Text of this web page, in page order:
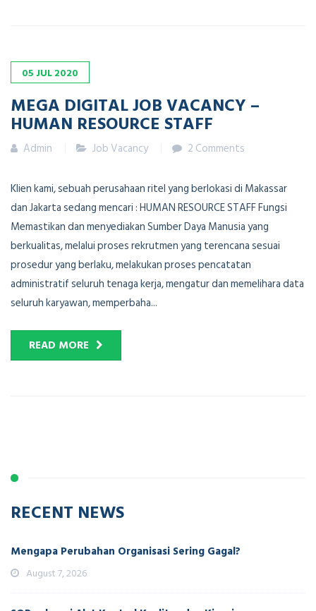
05 JUL2020
MEGA DIGITAL JOB VACANCY –
HUMAN RESOURCE STAFF
Admin Job Vacancy 2 Comments
Klien kami, sebuah perusahaan ritel yang berlokasi di Makassar
dan Jakarta sedang mencari : HUMAN RESOURCE STAFF Fungsi
Memastikan dan menyediakan Sumber Daya Manusia yang
berkualitas, melalui proses rekrutmen yang terencana sesuai
prosedur yang berlaku, melakukan proses pencatatan
administratif seluruh tenaga kerja, mengatur dan memelihara data
seluruh karyawan, memperbaha...
READ MORE
RECENT NEWS
Mengapa Perubahan Organisasi Sering Gagal?
August 7, 2026